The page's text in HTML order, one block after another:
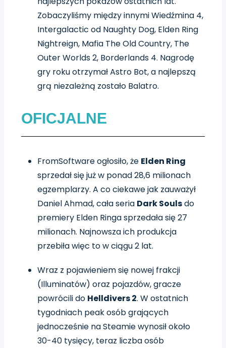
Zobaczyliśmy między innymi Wiedźmina 4,
Intergalactic od Naughty Dog, Elden Ring
Nightreign, Mafia The Old Country, The
Outer Worlds 2, Borderlands 4. Nagrodę
gry roku otrzymał Astro Bot, a najlepszą
grą niezależną zostało Balatro.
OFICJALNE
FromSoftware ogłosiło, że Elden Ring
sprzedał się już w ponad 28,6 milionach
egzemplarzy. A co ciekawe jak zauważył
Daniel Ahmad, cała seria Dark Soulsdo
premiery Elden Ringa sprzedała się 27
milionach. Najnowsza ich produkcja
przebiła więc to w ciągu 2 lat.
Wraz z pojawieniem się nowej frakcji
(Illuminatów) oraz pojazdów, gracze
powrócili do Helldivers 2. W ostatnich
tygodniach peak osób grających
jednocześnie na Steamie wynosił około
30-40 tysięcy, teraz liczba osób